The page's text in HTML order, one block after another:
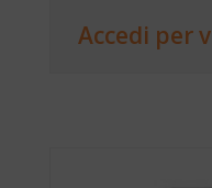
Accedi per